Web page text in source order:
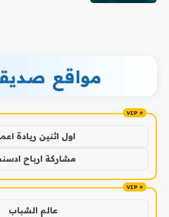
مواقع
اول اثنين ريادة
مشاركة ارباح
عالم الشباب